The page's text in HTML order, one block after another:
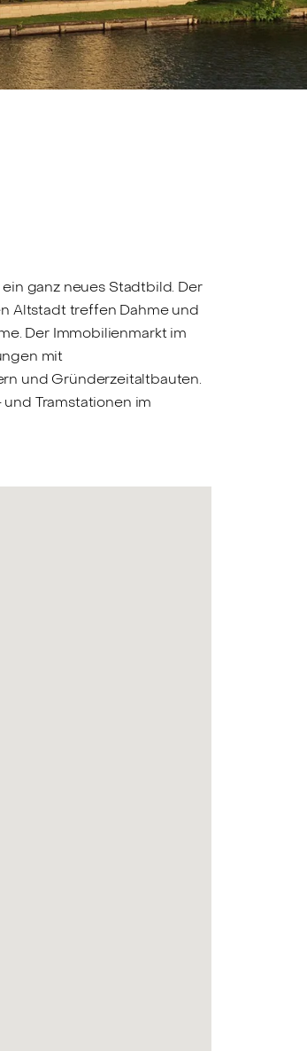
ganz neues Stadtbild. Der
Altstadt treffen Dahme und
Der Immobilienmarkt im
mit
und Gründerzeitaltbauten.
Tramstationen im